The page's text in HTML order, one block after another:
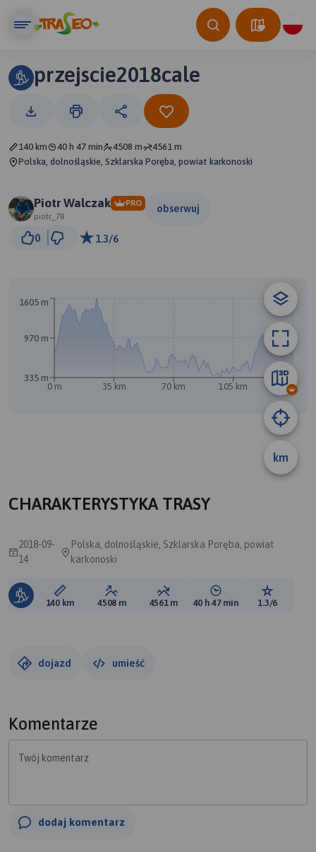
przejscie2018cale
140 km 40 h 47 min 4508 m
4561 m
Polska, dolnośląskie, Szklarska Poręba, powiat karkonoski
Piotr Walczak
PRO
piotr_78
obserwuj
0 1.3/6
km
0 m 35 km 70 km 105 km 140 km
335 m
970 m
1605 m
CHARAKTERYSTYKA TRASY
2018-09-
14
Polska, dolnośląskie, Szklarska Poręba, powiat
karkonoski
Długość trasy:
140 km Suma przewyższeń:
4508 m Suma spadków:
4561 m Średni czas potrzebny
40 h 47 min Ocena
1.3/6
dojazd umieść
Komentarze
Twój komentarz
dodaj komentarz